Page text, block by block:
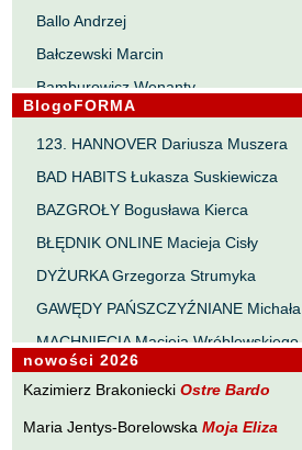
Ballo Andrzej
Bałczewski Marcin
Bamburowicz Wenanty
Bawołek Waldemar
Bereza Henryk
Berezin Kostia
Bielawa Jacek
Biernacka Alina
Bieszczad Maciej
Bigoszewska Maria
Bitner Dariusz
Błahy Jarosław
BlogoFORMA
123. HANNOVER Dariusza Muszera
BAD HABITS Łukasza Suskiewicza
BAZGROŁY Bogusława Kierca
BŁĘDNIK ONLINE Macieja Cisły
DYŻURKA Grzegorza Strumyka
GAWĘDY PAŃSZCZYŹNIANE
MACHNIĘCIA Macieja Wróblewskiego
MAŁOMIASTECZKOWE ZRYWY
PISMO SZYBKIE Marty Zelwan
nowości 2026
Kazimierz BrakonieckiOstre Bardo
Maria Jentys-BorelowskaMoja Eliza